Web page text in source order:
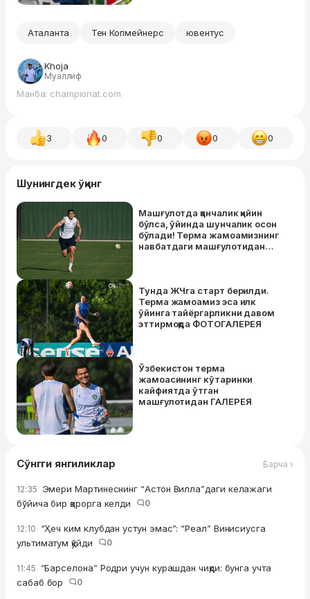
Аталанта Тен Копмейнерс ювентус
Khoja
Муаллиф
Манба: championat.com
3 0 0 0 0
Шунингдек ўқинг
Машғулотда қанчалик қийин
бўлса, ўйинда шунчалик осон
бўлади! Терма жамоамизнинг
навбатдаги машғулотидан
Тунда ЖЧга старт берилди.
Терма жамоамиз эса илк
ўйинга тайёргарликни давом
эттирмоқда ФОТОГАЛEРEЯ
Ўзбекистон терма
жамоасининг кўтаринки
кайфиятда ўтган
машғулотидан ГАЛЕРЕЯ
Сўнгги янгиликлар Барча ›
12:35 Эмери Мартинеснинг “Астон Вилла”даги келажаги
бўйича бир қарорга келди
0
12:10 “Ҳеч ким клубдан устун эмас”: “Реал” Винисиусга
ультиматум қўйди
0
11:45 “Барселона” Родри учун курашдан чиқди: бунга учта
сабаб бор
0